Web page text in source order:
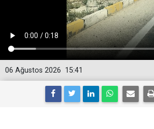
15:41
06 Ağustos 2026